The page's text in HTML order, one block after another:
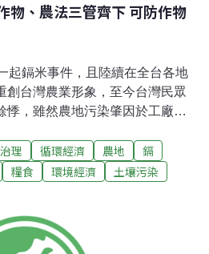
物、農法三管齊下 可防作物
起鎘米事件，且陸續在全台各地
創台灣農業形象，至今台灣民眾
悸，雖然農地污染肇因於工廠廢
鎘污染間的關聯，農試所農化組
研究團隊就發現，雖然部分土
過土質改良、品種挑選、農藝
降低農作物的鎘吸收，維持農
鎘米事件37周年 違章工廠問題
1950年代，日本富士山縣發生
理 循環經濟 農地
鎘
糧食 環境經濟
土壤污染